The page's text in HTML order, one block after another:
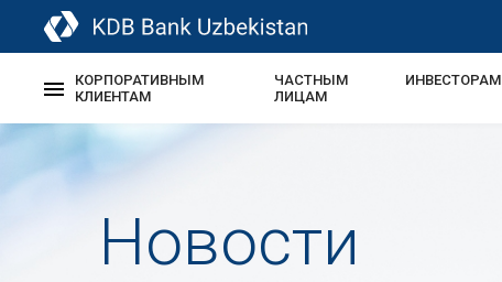
КОРПОРАТИВНЫМ
КЛИЕНТАМ
ЧАСТНЫМ
ЛИЦАМ
ИНВЕСТОРАМ
Новости